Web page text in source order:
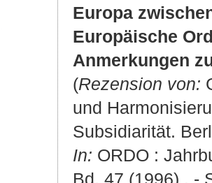
Europa
Europäische
Anmerkungen
(Rezension von:
und
Subsidiarität.
In: ORDO :
Bd. 47 (1996) . -